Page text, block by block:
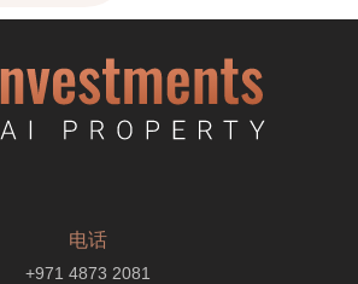
电话
+971 4873 2081